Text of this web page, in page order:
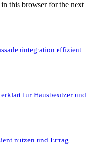
this browser for the next
effizient
für Hausbesitzer und
nutzen und Ertrag